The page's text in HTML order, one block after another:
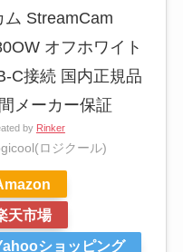
ム StreamCam
オフホワイト
C接続 国内正規品
メーカー保証
by Rinker
ロジクール)
天市場
ショッピング